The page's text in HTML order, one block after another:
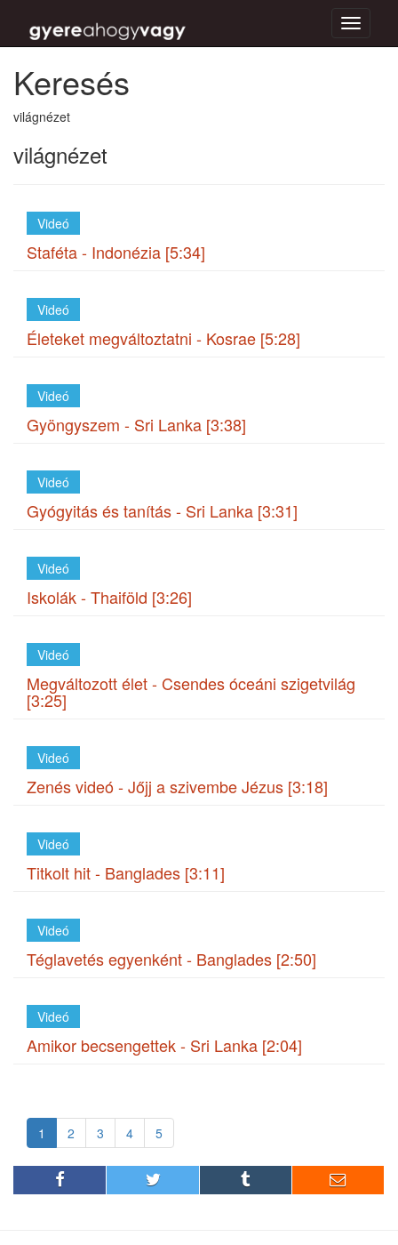
Toggle
Keresés
világnézet
világnézet
Videó
Staféta - Indonézia [5:34]
Videó
Életeket megváltoztatni - Kosrae [5:28]
Videó
Gyöngyszem - Sri Lanka [3:38]
Videó
Gyógyitás és tanítás - Sri Lanka [3:31]
Videó
Iskolák - Thaiföld [3:26]
Videó
Megváltozott élet - Csendes óceáni szigetvilág
[3:25]
Videó
Zenés videó - Jőjj a szivembe Jézus [3:18]
Videó
Titkolt hit - Banglades [3:11]
Videó
Téglavetés egyenként - Banglades [2:50]
Videó
Amikor becsengettek - Sri Lanka [2:04]
1 2 3 4 5